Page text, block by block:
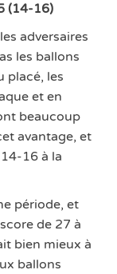
(14-16)
adversaires
les ballons
placé, les
et en
beaucoup
avantage, et
16 à la
période, et
de 27 à
bien mieux à
ballons